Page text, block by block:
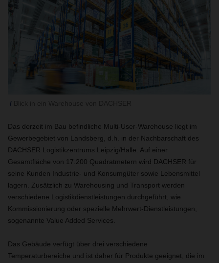
Das derzeit im Bau befindliche Multi-User-Warehouse liegt im
Gewerbegebiet von Landsberg, d.h. in der Nachbarschaft des
DACHSER Logistikzentrums Leipzig/Halle. Auf einer
Gesamtfläche von 17.200 Quadratmetern wird DACHSER für
seine Kunden Industrie- und Konsumgüter sowie Lebensmittel
lagern. Zusätzlich zu Warehousing und Transport werden
verschiedene Logistikdienstleistungen durchgeführt, wie
Kommissionierung oder spezielle Mehrwert-Dienstleistungen,
sogenannte Value Added Services.
Das Gebäude verfügt über drei verschiedene
Temperaturbereiche und ist daher für Produkte geeignet, die im